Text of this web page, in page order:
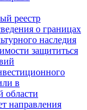
реестр
о границах
наследия
защититься
в
области
направления